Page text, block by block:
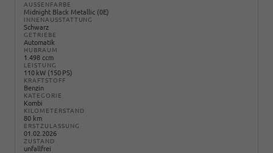
AUSSENFARBE
Midnight Black Metallic (0E)
INNENAUSSTATTUNG
Schwarz
GETRIEBE
Automatik
HUBRAUM
1.498 ccm
LEISTUNG
110 kW (150 PS)
KRAFTSTOFF
Benzin
KATEGORIE
Kombi
KILOMETERSTAND
80 km
ERSTZULASSUNG
01.02.2026
ZUSTAND
unfallfrei